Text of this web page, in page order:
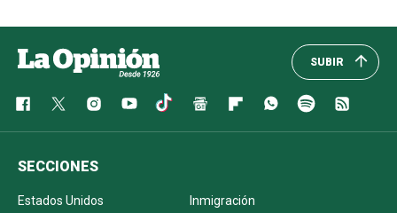
SUBIR
SECCIONES
Estados Unidos
Inmigración